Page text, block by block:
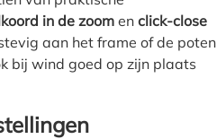
in de zoom en click-close
aan het frame of de poten
bij wind goed op zijn plaats